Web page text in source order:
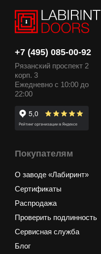
+7 (495) 085-00-92
Рязанский проспект 2
корп. 3
Ежедневно с 10:00 до
22:00
Покупателям
О заводе «Лабиринт»
Сертификаты
Распродажа
Проверить подлинность
Сервисная служба
Блог